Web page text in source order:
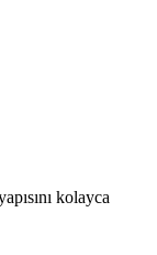
kolayca